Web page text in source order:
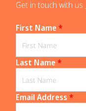
Get in touch with us
First Name*
Last Name*
Email Address *